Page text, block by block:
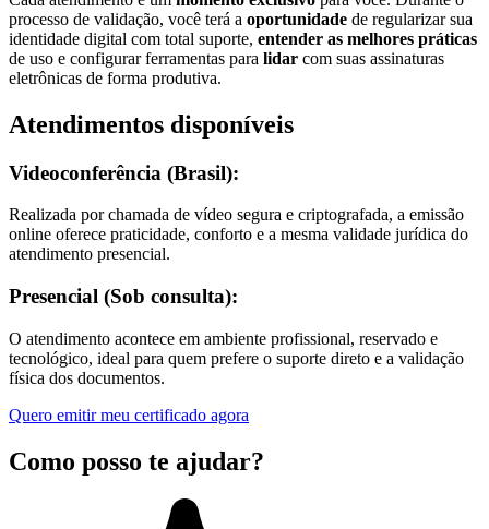
processo de validação, você terá a oportunidade de regularizar sua
identidade digital com total suporte, entender as melhores práticas
de uso e configurar ferramentas para lidar com suas assinaturas
eletrônicas de forma produtiva.
Atendimentos disponíveis
Videoconferência (Brasil):
Realizada por chamada de vídeo segura e criptografada, a emissão
online oferece praticidade, conforto e a mesma validade jurídica do
atendimento presencial.
Presencial (Sob consulta):
O atendimento acontece em ambiente profissional, reservado e
tecnológico, ideal para quem prefere o suporte direto e a validação
física dos documentos.
Quero emitir meu certificado agora
Como posso te ajudar?